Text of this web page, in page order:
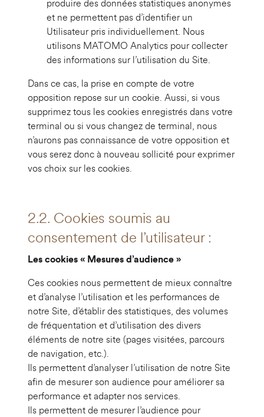
produire des données statistiques anonymes
et ne permettent pas d’identifier un
Utilisateur pris individuellement. Nous
utilisons MATOMO Analytics pour collecter
des informations sur l’utilisation du Site.
Dans ce cas, la prise en compte de votre
opposition repose sur un cookie. Aussi, si vous
supprimez tous les cookies enregistrés dans votre
terminal ou si vous changez de terminal, nous
n’aurons pas connaissance de votre opposition et
vous serez donc à nouveau sollicité pour exprimer
vos choix sur les cookies.
2.2. Cookies soumis au
consentement de l’utilisateur :
Les cookies « Mesures d’audience »
Ces cookies nous permettent de mieux connaître
et d’analyse l’utilisation et les performances de
notre Site, d’établir des statistiques, des volumes
de fréquentation et d’utilisation des divers
éléments de notre site (pages visitées, parcours
de navigation, etc.).
Ils permettent d’analyser l’utilisation de notre Site
afin de mesurer son audience pour améliorer sa
performance et adapter nos services.
Ils permettent de mesurer l’audience pour